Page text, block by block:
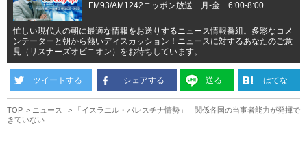
FM93/AM1242ニッポン放送 月-金 6:00-8:00
忙しい現代人の朝に最適な情報をお送りするニュース情報番組。多彩なコメ
ンテーターと朝から熱いディスカッション！ニュースに対するあなたのご意
見（リスナーズオピニオン）をお待ちしています。
ツイートする シェアする 送る はてな
TOP ニュース
「イスラエル・パレスチナ情勢」 関係各国の当事者能力が発揮で
きていない